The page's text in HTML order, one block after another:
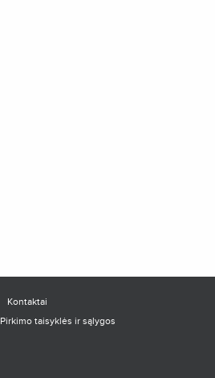
Kontaktai
Pirkimo taisyklės ir sąlygos